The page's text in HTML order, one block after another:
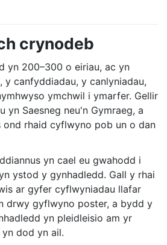
crynodeb
yn 200–300 o eiriau, ac yn
y canfyddiadau, y canlyniadau,
ymchwil i ymarfer. Gellir
yn Saesneg neu'n Gymraeg, a
ond rhaid cyflwyno pob un o dan
yn cael eu gwahodd i
ystod y gynhadledd. Gall y rhai
ar gyfer cyflwyniadau llafar
drwy gyflwyno poster, a bydd y
yn pleidleisio am yr
dod yn ail.